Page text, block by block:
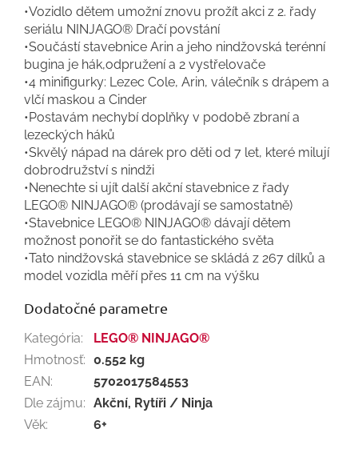
•Vozidlo dětem umožní znovu prožít akci z 2. řady
seriálu NINJAGO® Dračí povstání
•Součástí stavebnice Arin a jeho nindžovská terénní
bugina je hák,odpružení a 2 vystřelovače
•4 minifigurky: Lezec Cole, Arin, válečník s drápem a
vlčí maskou a Cinder
•Postavám nechybí doplňky v podobě zbraní a
lezeckých háků
•Skvělý nápad na dárek pro děti od 7 let, které milují
dobrodružství s nindži
•Nenechte si ujít další akční stavebnice z řady
LEGO® NINJAGO® (prodávají se samostatně)
•Stavebnice LEGO® NINJAGO® dávají dětem
možnost ponořit se do fantastického světa
•Tato nindžovská stavebnice se skládá z 267 dílků a
model vozidla měří přes 11 cm na výšku
Dodatočné parametre
Kategória:
LEGO® NINJAGO®
Hmotnosť: 0.552 kg
EAN:
5702017584553
Dle zájmu: Akční, Rytíři / Ninja
Věk: 6+